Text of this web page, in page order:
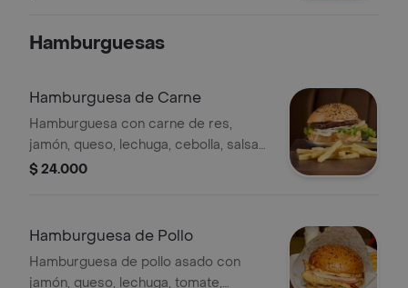
Hamburguesas
Hamburguesa de Carne
Hamburguesa con carne de res,
jamón, queso, lechuga, cebolla, salsas
tártara y de piña.
$ 24.000
Hamburguesa de Pollo
Hamburguesa de pollo asado con
jamón, queso, lechuga, tomate,